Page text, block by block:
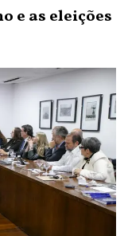
e as eleições